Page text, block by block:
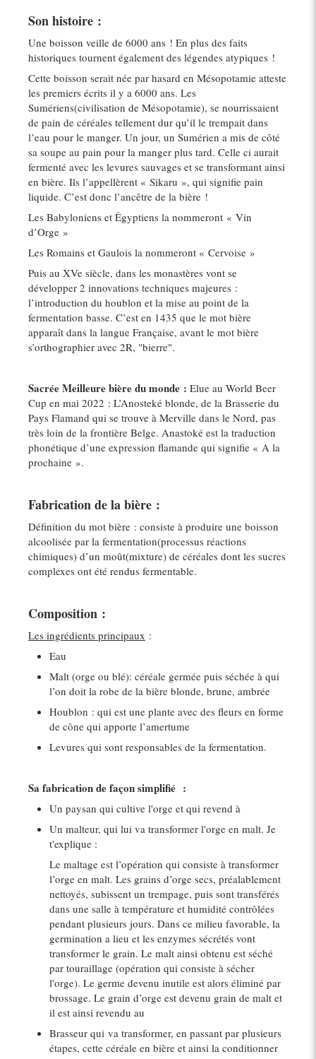
Son histoire :
Une boisson veille de 6000 ans ! En plus des faits
historiques tournent également des légendes atypiques !
Cette boisson serait née par hasard en Mésopotamie atteste
les premiers écrits il y a 6000 ans. Les
Sumériens(civilisation de Mésopotamie), se nourrissaient
de pain de céréales tellement dur qu’il le trempait dans
l’eau pour le manger. Un jour, un Sumérien a mis de côté
sa soupe au pain pour la manger plus tard. Celle ci aurait
fermenté avec les levures sauvages et se transformant ainsi
en bière. Ils l’appellèrent « Sikaru », qui signifie pain
liquide. C’est donc l’ancêtre de la bière !
Les Babyloniens et Égyptiens la nommeront « Vin
d’Orge »
Les Romains et Gaulois la nommeront « Cervoise »
Puis au XVe siècle, dans les monastères vont se
développer 2 innovations techniques majeures :
l’introduction du houblon et la mise au point de la
fermentation basse. C’est en 1435 que le mot bière
apparaît dans la langue Française, avant le mot bière
s’orthographier avec 2R, "bierre".
Sacrée Meilleure bière du monde : Elue au World Beer
Cup en mai 2022 : L’Anosteké blonde, de la Brasserie du
Pays Flamand qui se trouve à Merville dans le Nord, pas
très loin de la frontière Belge. Anastoké est la traduction
phonétique d’une expression flamande qui signifie « A la
prochaine ».
Fabrication de la bière :
Définition du mot bière : consiste à produire une boisson
alcoolisée par la fermentation(processus réactions
chimiques) d’un moût(mixture) de céréales dont les sucres
complexes ont été rendus fermentable.
Composition :
Les ingrédients principaux :
Eau
Malt (orge ou blé): céréale germée puis séchée à qui
l’on doit la robe de la bière blonde, brune, ambrée
Houblon : qui est une plante avec des fleurs en forme
de cône qui apporte l’amertume
Levures qui sont responsables de la fermentation.
Sa fabrication de façon simplifié :
Un paysan qui cultive l'orge et qui revend à
Un malteur, qui lui va transformer l'orge en malt. Je
t'explique :
Le maltage est l’opération qui consiste à transformer
l’orge en malt. Les grains d’orge secs, préalablement
nettoyés, subissent un trempage, puis sont transférés
dans une salle à température et humidité contrôlées
pendant plusieurs jours. Dans ce milieu favorable, la
germination a lieu et les enzymes sécrétés vont
transformer le grain. Le malt ainsi obtenu est séché
par touraillage (opération qui consiste à sécher
l'orge). Le germe devenu inutile est alors éliminé par
brossage. Le grain d’orge est devenu grain de malt et
il est ainsi revendu au
Brasseur qui va transformer, en passant par plusieurs
étapes, cette céréale en bière et ainsi la conditionner